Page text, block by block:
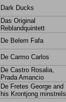
Dark Ducks
Das Original
Reblandquintett
De Belem Fafa
De Carmo Carlos
De Castro Rosalia,
Prada Amancio
De Fretes George and
his Krontjong minstrels